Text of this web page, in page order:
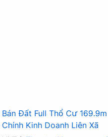
Bán Đất Full Thổ Cư
Chính Kinh Doanh Liên Xã